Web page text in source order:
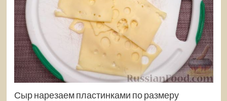
Сыр нарезаем пластинками по размеру